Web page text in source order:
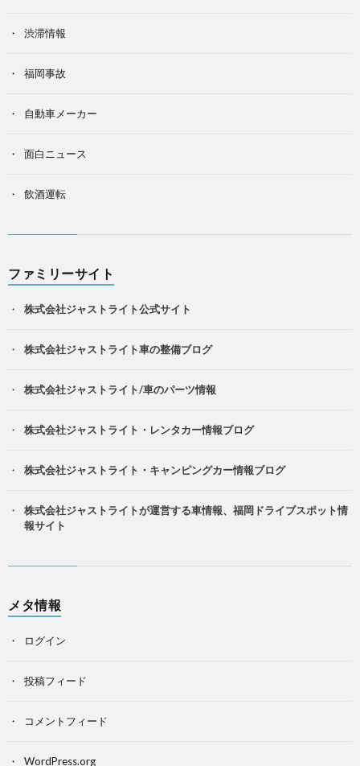
渋滞情報
福岡事故
自動車メーカー
面白ニュース
飲酒運転
ファミリーサイト
株式会社ジャストライト公式サイト
株式会社ジャストライト車の整備ブログ
株式会社ジャストライト/車のパーツ情報
株式会社ジャストライト・レンタカー情報ブログ
株式会社ジャストライト・キャンピングカー情報ブログ
株式会社ジャストライトが運営する車情報、福岡ドライブスポット情
報サイト
メタ情報
ログイン
投稿フィード
コメントフィード
WordPress.org